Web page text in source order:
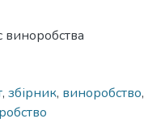
виноробства
, збірник, виноробство,